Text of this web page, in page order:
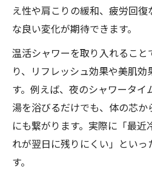
冷えに強い体へ導く温活の
温活シャワーで血流
冷え性対策に温活を
温活初心者でも始め
温活を習慣化して冷
シャワーを使った温活が
え性や肩こりの緩和、疲労回
な良い変化が期待できます。
温活シャワーを取り入れるこ
り、リフレッシュ効果や美肌
す。例えば、夜のシャワータイ
湯を浴びるだけでも、体の芯
にも繋がります。実際に「最
れが翌日に残りにくい」といっ
す。